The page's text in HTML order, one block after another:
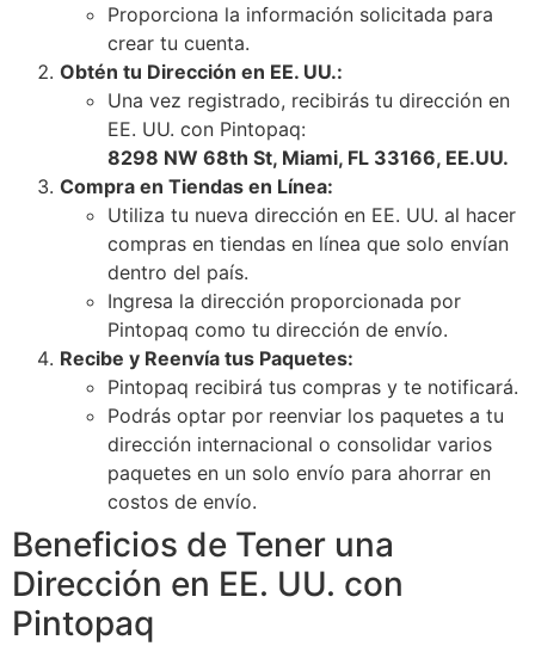
Proporciona la información solicitada para
crear tu cuenta.
Obtén tu Dirección en EE. UU.:
Una vez registrado, recibirás tu dirección en
EE. UU. con Pintopaq:
8298 NW 68th St, Miami, FL 33166, EE.UU.
Compra en Tiendas en Línea:
Utiliza tu nueva dirección en EE. UU. al hacer
compras en tiendas en línea que solo envían
dentro del país.
Ingresa la dirección proporcionada por
Pintopaq como tu dirección de envío.
Recibe y Reenvía tus Paquetes:
Pintopaq recibirá tus compras y te notificará.
Podrás optar por reenviar los paquetes a tu
dirección internacional o consolidar varios
paquetes en un solo envío para ahorrar en
costos de envío.
Beneficios de Tener una
Dirección en EE. UU. con
Pintopaq